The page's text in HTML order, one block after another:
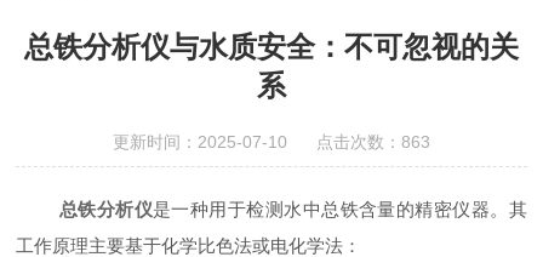
总铁分析仪与水质安全：不可忽视的关
系
更新时间：2025-07-10 点击次数：863
总铁分析仪是一种用于检测水中总铁含量的精密仪器。其
工作原理主要基于化学比色法或电化学法：